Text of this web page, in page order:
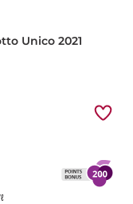
Unico 2021